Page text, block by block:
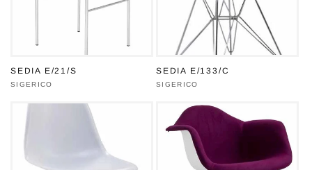
SEDIA E/21/S
Produttore:
SIGERICO
SEDIA E/133/C
Produttore:
SIGERICO